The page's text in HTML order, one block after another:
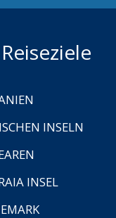
INSELN
INSEL